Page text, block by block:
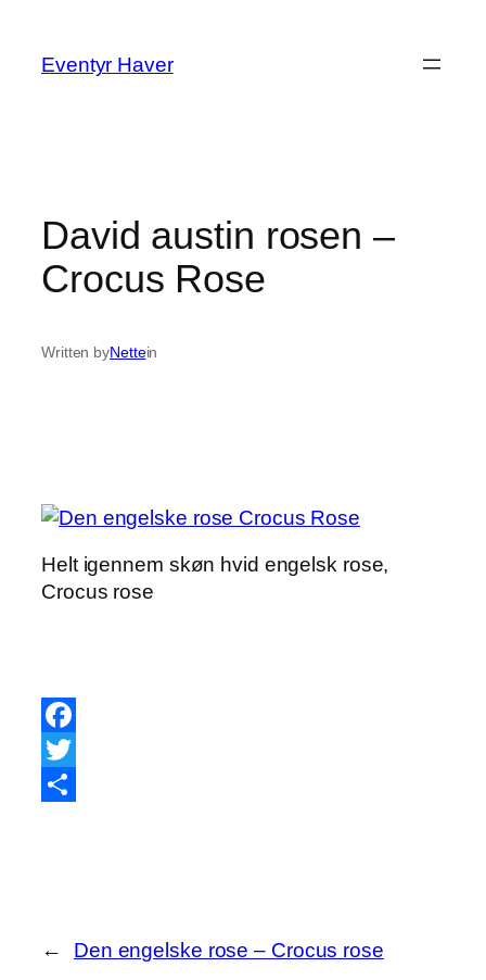
indhold
Eventyr Haver
David austin rosen –
Crocus Rose
Written byNettein
Helt igennem skøn hvid engelsk rose,
Crocus rose
Facebook
Twitter
← Den engelske rose – Crocus rose